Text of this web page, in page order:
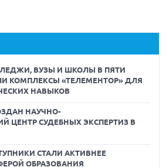
ВУЗЫ И ШКОЛЫ В ПЯТИ
КОМПЛЕКСЫ «ТЕЛЕМЕНТОР» ДЛЯ
НАВЫКОВ
НАУЧНО-
ЦЕНТР СУДЕБНЫХ ЭКСПЕРТИЗ В
СТАЛИ АКТИВНЕЕ
ОБРАЗОВАНИЯ